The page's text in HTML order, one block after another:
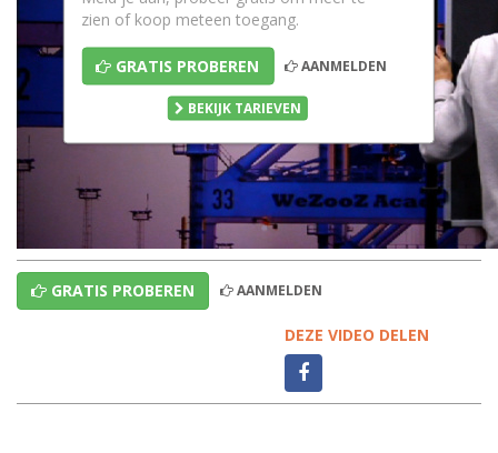
zien of koop meteen toegang.
GRATIS PROBEREN AANMELDEN
BEKIJK TARIEVEN
GRATIS PROBEREN AANMELDEN
DEZE VIDEO DELEN